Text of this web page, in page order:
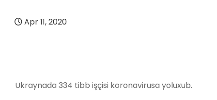
Apr 11, 2020
Ukraynada 334 tibb işçisi koronavirusa yoluxub.